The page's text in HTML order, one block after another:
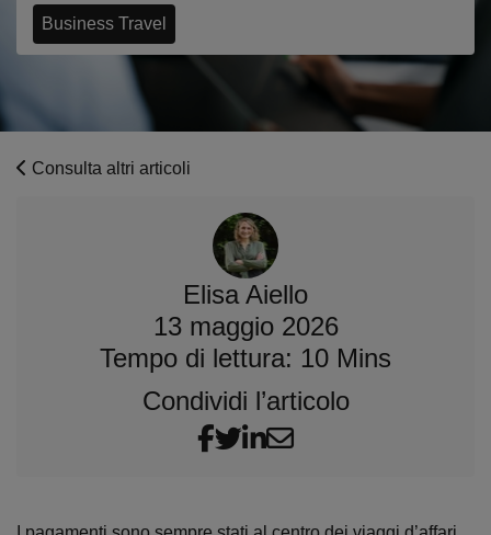
Business Travel
Consulta altri articoli
Elisa Aiello
13 maggio 2026
Tempo di lettura: 10 Mins
Condividi l’articolo